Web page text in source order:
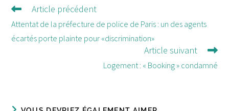
Lire
d'autres
articles
Article précédent
Attentat de la préfecture de police de Paris : un des agents
écartés porte plainte pour «discrimination»
Article suivant
Logement : « Booking » condamné